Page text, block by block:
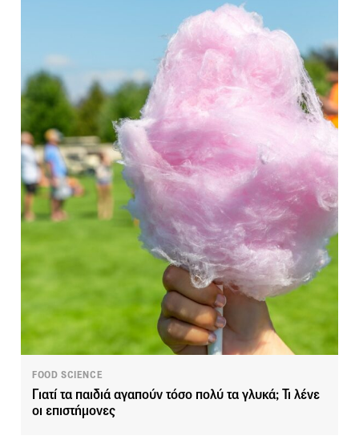
FOOD SCIENCE
Γιατί τα παιδιά αγαπούν τόσο πολύ τα γλυκά; Τι λένε
οι επιστήμονες